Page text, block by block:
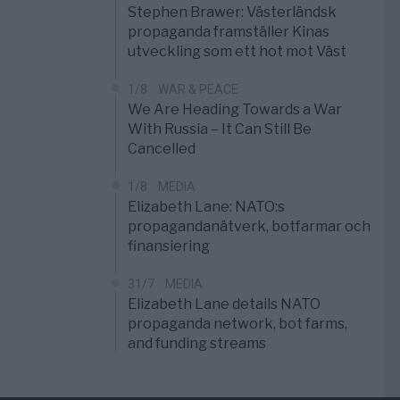
Stephen Brawer: Västerländsk
propaganda framställer Kinas
utveckling som ett hot mot Väst
1/8 WAR & PEACE
We Are Heading Towards a War
With Russia – It Can Still Be
Cancelled
1/8 MEDIA
Elizabeth Lane: NATO:s
propagandanätverk, botfarmar och
finansiering
31/7 MEDIA
Elizabeth Lane details NATO
propaganda network, bot farms,
and funding streams